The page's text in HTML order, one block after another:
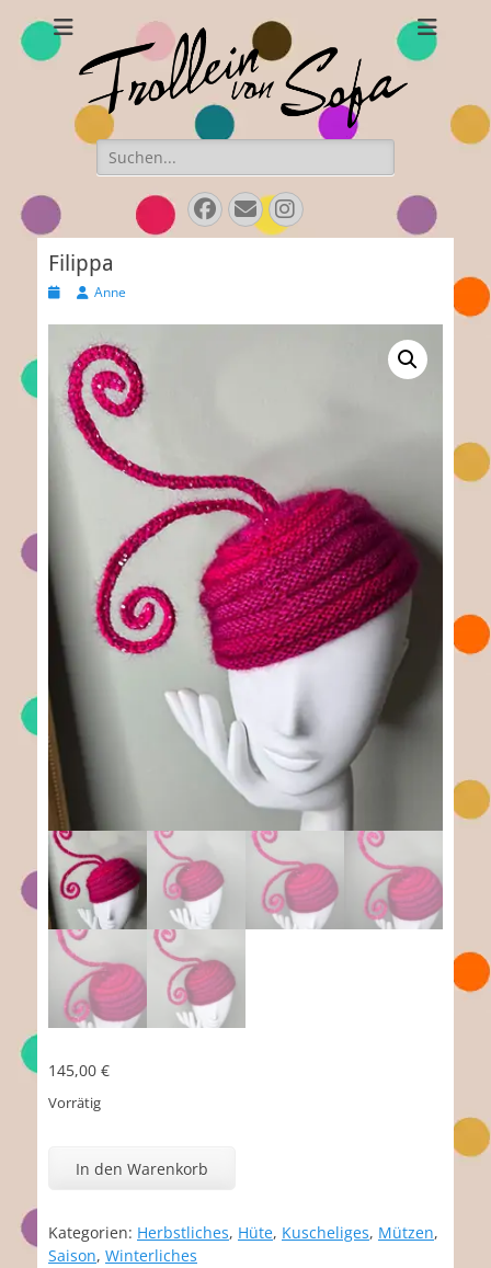
Frollein von Sofa
Handgefertigte Hüte und Accessoires
Suchen
nach:
Facebook
E-
Mail
Instagram
Filippa
Veröffentlicht
AutorAnne
145,00 €
Vorrätig
In den Warenkorb
Kategorien: Herbstliches, Hüte, Kuscheliges, Mützen,
Saison, Winterliches